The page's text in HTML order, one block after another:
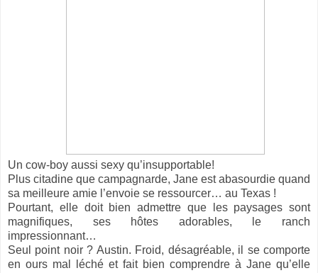
Un cow-boy aussi sexy qu’insupportable!
Plus citadine que campagnarde, Jane est abasourdie quand
sa meilleure amie l’envoie se ressourcer… au Texas !
Pourtant, elle doit bien admettre que les paysages sont
magnifiques, ses hôtes adorables, le ranch
impressionnant…
Seul point noir ? Austin. Froid, désagréable, il se comporte
en ours mal léché et fait bien comprendre à Jane qu’elle